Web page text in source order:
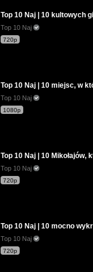
Top 10 Naj | 10 kultowych
Top 10 Naj
720p
Top 10 Naj | 10 miejsc, w
Top 10 Naj
1080p
Top 10 Naj | 10 Mikołajów,
Top 10 Naj
720p
Top 10 Naj | 10 mocno
Top 10 Naj
720p